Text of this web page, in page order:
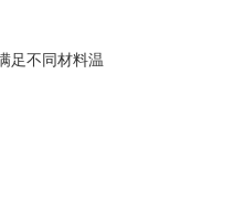
满足不同材料温